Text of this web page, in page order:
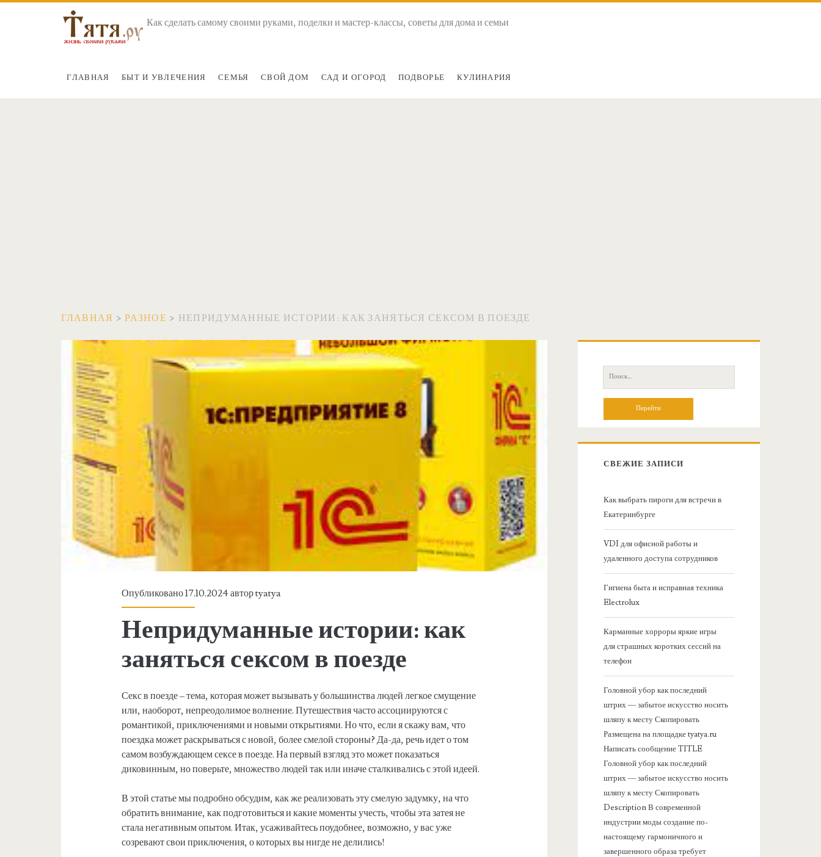
Как сделать самому своими руками, поделки и мастер-классы, советы для дома и семьи
ГЛАВНАЯ БЫТ И УВЛЕЧЕНИЯ СЕМЬЯ СВОЙ ДОМ САД И ОГОРОД ПОДВОРЬЕ КУЛИНАРИЯ
ГЛАВНАЯ >РАЗНОЕ > НЕПРИДУМАННЫЕ ИСТОРИИ: КАК ЗАНЯТЬСЯ СЕКСОМ В ПОЕЗДЕ
Опубликовано 17.10.2024 авторtyatya
Непридуманные истории: как
заняться сексом в поезде
Секс в поезде – тема, которая может вызывать у большинства людей легкое смущение
или, наоборот, непреодолимое волнение. Путешествия часто ассоциируются с
романтикой, приключениями и новыми открытиями. Но что, если я скажу вам, что
поездка может раскрываться с новой, более смелой стороны? Да-да, речь идет о том
самом возбуждающем сексе в поезде. На первый взгляд это может показаться
диковинным, но поверьте, множество людей так или иначе сталкивались с этой идеей.
В этой статье мы подробно обсудим, как же реализовать эту смелую задумку, на что
обратить внимание, как подготовиться и какие моменты учесть, чтобы эта затея не
стала негативным опытом. Итак, усаживайтесь поудобнее, возможно, у вас уже
созревают свои приключения, о которых вы нигде не делились!
о
П
о
:
СВЕЖИЕ ЗАПИСИ
Как выбрать пироги для встречи в
Екатеринбурге
VDI для офисной работы и
удаленного доступа сотрудников
Гигиена быта и исправная техника
Electrolux
Карманные хорроры яркие игры
для страшных коротких сессий на
телефон
Головной убор как последний
штрих — забытое искусство носить
шляпу к месту Скопировать
Размещена на площадке tyatya.ru
Написать сообщение TITLE
Головной убор как последний
штрих — забытое искусство носить
шляпу к месту Скопировать
Description В современной
индустрии моды создание по-
настоящему гармоничного и
завершенного образа требует